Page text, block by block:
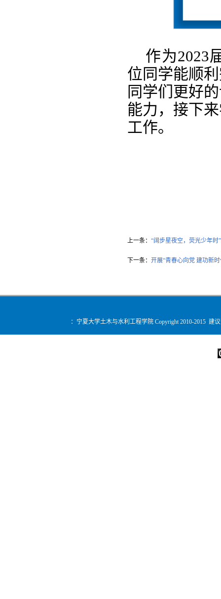
作为2023
位同学能顺
同学们更好
能力，接下
工作。
上一条： “阔步星夜空，荧光少年时
下一条： 开展“青春心向党 建功新
：宁夏大学土木与水利工程学院 Copyright 2010-2015 建